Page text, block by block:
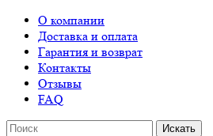
О компании
Доставка и оплата
Гарантия и возврат
Контакты
Отзывы
FAQ